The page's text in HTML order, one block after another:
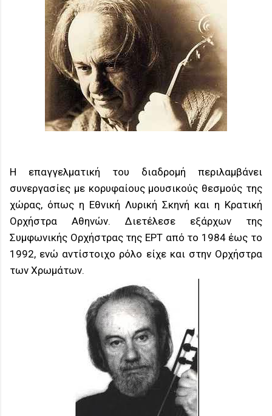
Η επαγγελματική του διαδρομή περιλαμβάνει
συνεργασίες με κορυφαίους μουσικούς θεσμούς της
χώρας, όπως η Εθνική Λυρική Σκηνή και η Κρατική
Ορχήστρα Αθηνών. Διετέλεσε εξάρχων της
Συμφωνικής Ορχήστρας της ΕΡΤ από το 1984 έως το
1992, ενώ αντίστοιχο ρόλο είχε και στην Ορχήστρα
των Χρωμάτων.